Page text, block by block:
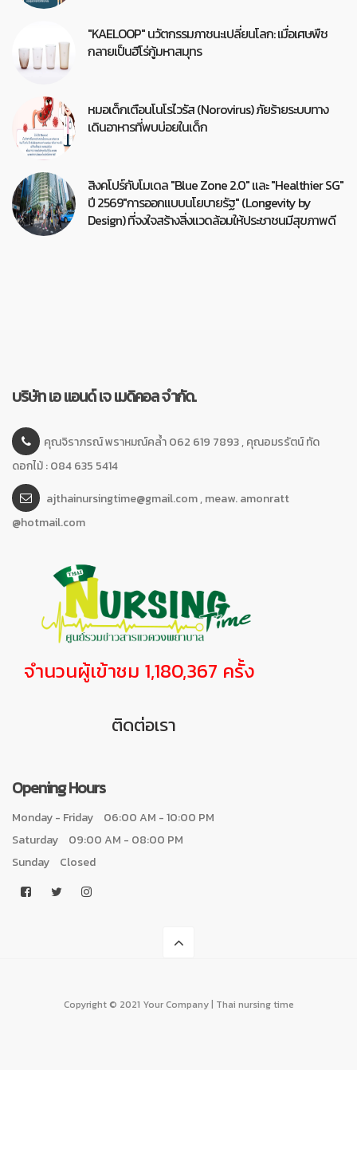
"KAELOOP" นวัตกรรมภาชนะเปลี่ยนโลก: เมื่อเศษพืช
กลายเป็นฮีโร่กู้มหาสมุทร
หมอเด็กเตือนโนโรไวรัส (Norovirus) ภัยร้ายระบบทาง
เดินอาหารที่พบบ่อยในเด็ก
สิงคโปร์กับโมเดล "Blue Zone 2.0" และ "Healthier SG"
ปี 2569"การออกแบบนโยบายรัฐ" (Longevity by
Design) ที่จงใจสร้างสิ่งแวดล้อมให้ประชาชนมีสุขภาพดี
บริษัท เอ แอนด์ เจ เมดิคอล จำกัด.
คุณจิราภรณ์ พราหมณ์คล้ำ 062 619 7893 , คุณอมรรัตน์ ทัด
ดอกไม้ : 084 635 5414
ajthainursingtime@gmail.com , meaw. amonratt
@hotmail.com
จำนวนผู้เข้าชม 1,180,367 ครั้ง
ติดต่อเรา
Opening Hours
Monday - Friday
06:00 AM - 10:00 PM
Saturday
09:00 AM - 08:00 PM
Sunday
Closed
Copyright © 2021 Your Company | Thai nursing time